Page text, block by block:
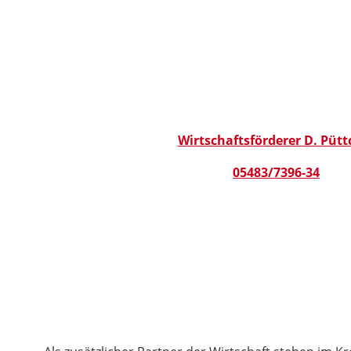
Wirtschaftsförderer D.
05483/7396-34